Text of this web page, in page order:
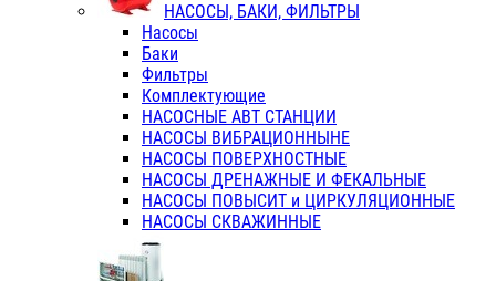
НАСОСЫ, БАКИ, ФИЛЬТРЫ
Насосы
Баки
Фильтры
Комплектующие
НАСОСНЫЕ АВТ СТАНЦИИ
НАСОСЫ ВИБРАЦИОННЫНЕ
НАСОСЫ ПОВЕРХНОСТНЫЕ
НАСОСЫ ДРЕНАЖНЫЕ И ФЕКАЛЬНЫЕ
НАСОСЫ ПОВЫСИТ и ЦИРКУЛЯЦИОННЫЕ
НАСОСЫ СКВАЖИННЫЕ